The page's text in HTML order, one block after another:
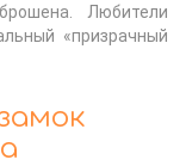
Любители
«призрачный